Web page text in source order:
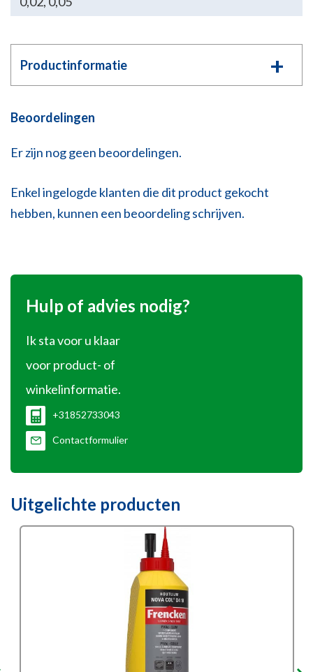
Productinformatie
Beoordelingen
Er zijn nog geen beoordelingen.
Enkel ingelogde klanten die dit product gekocht
hebben, kunnen een beoordeling schrijven.
Hulp of advies nodig?
Ik sta voor u klaar
voor product- of
winkelinformatie.
+31852733043
Contactformulier
Uitgelichte producten